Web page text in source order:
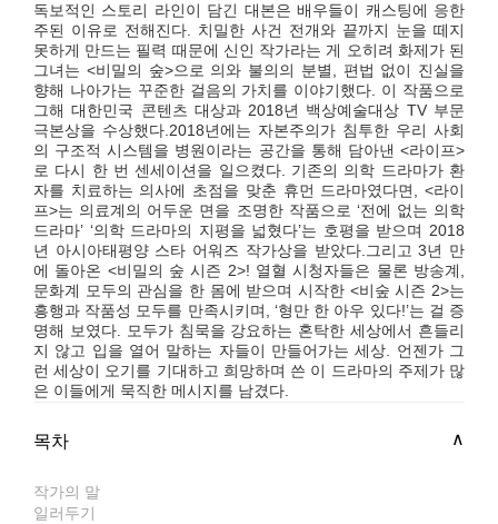
독보적인 스토리 라인이 담긴 대본은 배우들이 캐스팅에 응한
주된 이유로 전해진다. 치밀한 사건 전개와 끝까지 눈을 떼지
못하게 만드는 필력 때문에 신인 작가라는 게 오히려 화제가 된
그녀는 <비밀의 숲>으로 의와 불의의 분별, 편법 없이 진실을
향해 나아가는 꾸준한 걸음의 가치를 이야기했다. 이 작품으로
그해 대한민국 콘텐츠 대상과 2018년 백상예술대상 TV 부문
극본상을 수상했다.2018년에는 자본주의가 침투한 우리 사회
의 구조적 시스템을 병원이라는 공간을 통해 담아낸 <라이프>
로 다시 한 번 센세이션을 일으켰다. 기존의 의학 드라마가 환
자를 치료하는 의사에 초점을 맞춘 휴먼 드라마였다면, <라이
프>는 의료계의 어두운 면을 조명한 작품으로 ‘전에 없는 의학
드라마’ ‘의학 드라마의 지평을 넓혔다’는 호평을 받으며 2018
년 아시아태평양 스타 어워즈 작가상을 받았다.그리고 3년 만
에 돌아온 <비밀의 숲 시즌 2>! 열혈 시청자들은 물론 방송계,
문화계 모두의 관심을 한 몸에 받으며 시작한 <비숲 시즌 2>는
흥행과 작품성 모두를 만족시키며, ‘형만 한 아우 있다!’는 걸 증
명해 보였다. 모두가 침묵을 강요하는 혼탁한 세상에서 흔들리
지 않고 입을 열어 말하는 자들이 만들어가는 세상. 언젠가 그
런 세상이 오기를 기대하고 희망하며 쓴 이 드라마의 주제가 많
은 이들에게 묵직한 메시지를 남겼다.
목차
작가의 말
일러두기